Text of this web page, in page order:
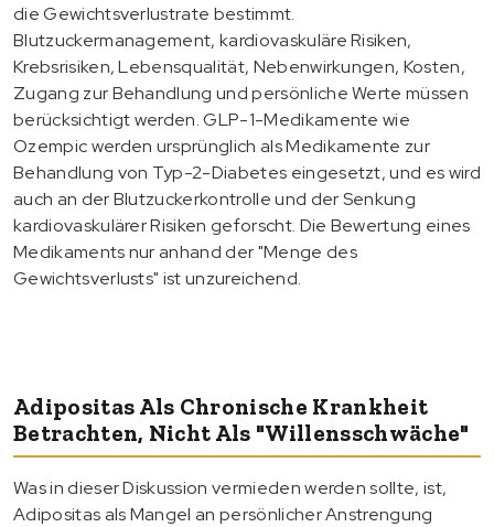
die Gewichtsverlustrate bestimmt.
Blutzuckermanagement, kardiovaskuläre Risiken,
Krebsrisiken, Lebensqualität, Nebenwirkungen, Kosten,
Zugang zur Behandlung und persönliche Werte müssen
berücksichtigt werden. GLP-1-Medikamente wie
Ozempic werden ursprünglich als Medikamente zur
Behandlung von Typ-2-Diabetes eingesetzt, und es wird
auch an der Blutzuckerkontrolle und der Senkung
kardiovaskulärer Risiken geforscht. Die Bewertung eines
Medikaments nur anhand der "Menge des
Gewichtsverlusts" ist unzureichend.
Adipositas Als Chronische Krankheit
Betrachten, Nicht Als "Willensschwäche"
Was in dieser Diskussion vermieden werden sollte, ist,
Adipositas als Mangel an persönlicher Anstrengung